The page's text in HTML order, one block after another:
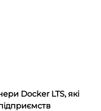
Docker LTS, які